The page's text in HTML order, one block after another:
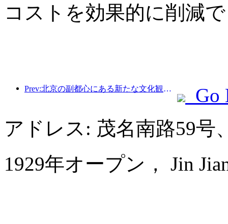
コストを効果的に削減
Prev:北京の副都心にある新たな文化観光ランドマーク、ピナクルパークが今年正式にオープンする。
Go
アドレス: 茂名南路59号
1929年オープン， Jin